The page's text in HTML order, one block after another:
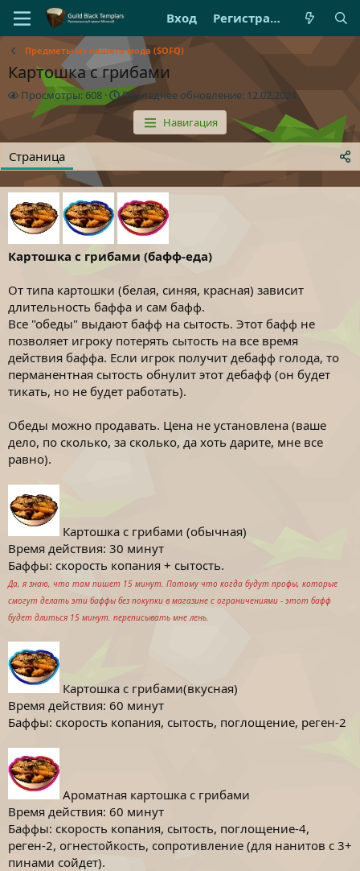
Вход Регистрация
Предметы из нашего мода (SOFQ)
Картошка с грибами
П
м
о
р
ы
Просмотры: 608
П
о
д
е
е
о
н
в
л
е
н
и
е
Последнее обновление: 12.02.2024
Навигация
Страница
Картошка с грибами (бафф-еда)
От типа картошки (белая, синяя, красная) зависит
длительность баффа и сам бафф.
Все "обеды" выдают бафф на сытость. Этот бафф не
позволяет игроку потерять сытость на все время
действия баффа. Если игрок получит дебафф голода, то
перманентная сытость обнулит этот дебафф (он будет
тикать, но не будет работать).
Обеды можно продавать. Цена не установлена (ваше
дело, по сколько, за сколько, да хоть дарите, мне все
равно).
Картошка с грибами (обычная)
Время действия: 30 минут
Баффы: скорость копания + сытость.
Да, я знаю, что там пишет 15 минут. Потому что когда будут профы, которые
смогут делать эти баффы без покупки в магазине с ограничениями - этот бафф
будет длиться 15 минут. переписывать мне лень.
Картошка с грибами(вкусная)
Время действия: 60 минут
Баффы: скорость копания, сытость, поглощение, реген-2
Ароматная картошка с грибами
Время действия: 60 минут
Баффы: скорость копания, сытость, поглощение-4,
реген-2, огнестойкость, сопротивление (для нанитов с 3+
пинами сойдет).